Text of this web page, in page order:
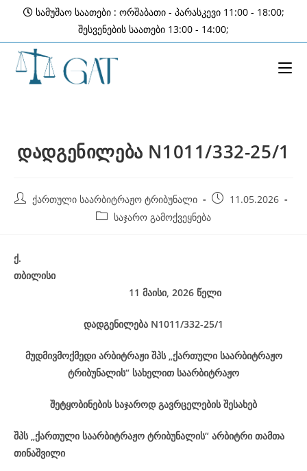
content
სამუშაო საათები : ორშაბათი - პარასკევი 11:00 - 18:00;
შესვენების საათები 13:00 - 14:00;
დადგენილება N1011/332-25/1
Post ქართული საარბიტრაჟო ტრიბუნალი
Post 11.05.2026
Post საჯარო გამოქვეყნება
ქ.
თბილისი
11 მაისი, 2026 წელი
დადგენილება N1011/332-25/1
მუდმივმოქმედი არბიტრაჟი შპს „ქართული საარბიტრაჟო
ტრიბუნალის“ სახელით საარბიტრაჟო
შეტყობინების საჯაროდ გავრცელების შესახებ
შპს „ქართული საარბიტრაჟო ტრიბუნალის“ არბიტრი თამთა
თინაშვილი